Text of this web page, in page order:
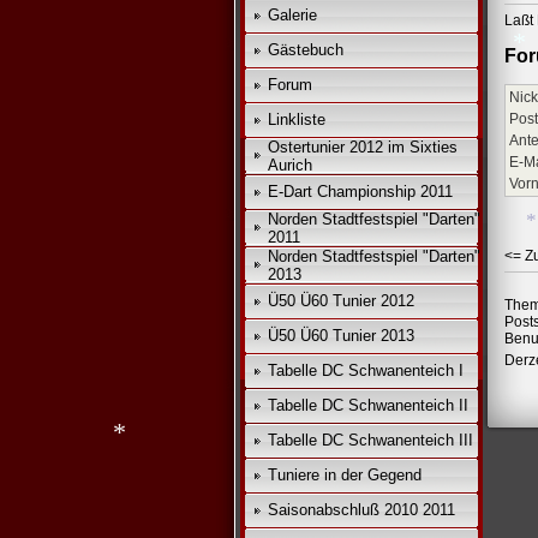
Galerie
Gästebuch
Forum
Linkliste
Ostertunier 2012 im Sixties
Aurich
E-Dart Championship 2011
Norden Stadtfestspiel "Darten"
2011
Norden Stadtfestspiel "Darten"
2013
Ü50 Ü60 Tunier 2012
Ü50 Ü60 Tunier 2013
Tabelle DC Schwanenteich I
Tabelle DC Schwanenteich II
Tabelle DC Schwanenteich III
Tuniere in der Gegend
Saisonabschluß 2010 2011
Laßt
E-
<=